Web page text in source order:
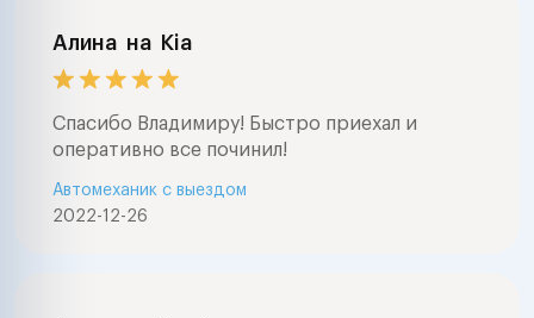
Алина на Kia
Спасибо Владимиру! Быстро приехал и
оперативно все починил!
2022-12-26
Автомеханик с выездом